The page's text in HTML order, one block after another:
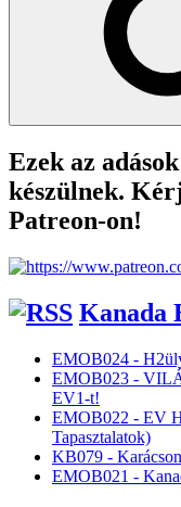
Ezek az
készülnek.
Patreon-on!
Kanada
EMOB024 -
EMOB023 -
EV1-t!
EMOB022 - EV
Tapasztalatok)
KB079 -
EMOB021 -